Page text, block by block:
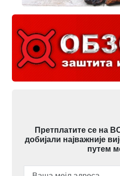
Претплатите се на
добијали најважније
путем